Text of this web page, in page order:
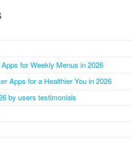
for Weekly Menus in 2026
Apps for a Healthier You in 2026
by users testimonials